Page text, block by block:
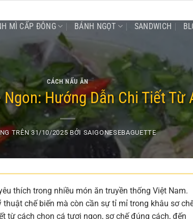
MÌ CẤP ĐÔNG BÁNH NGỌT SANDWICH
CÁCH NẤU ĂN
Ngon: Hướng Dẫn Chi Tiết Từ
TRÊN31/10/2025 BỞI SAIGONESEBAGUETTE
thích trong nhiều món ăn truyền thống Việt Nam.
chế biến mà còn cần sự tỉ mỉ trong khâu sơ
từ cách chọn cá tươi ngon, sơ chế đúng cách, đến